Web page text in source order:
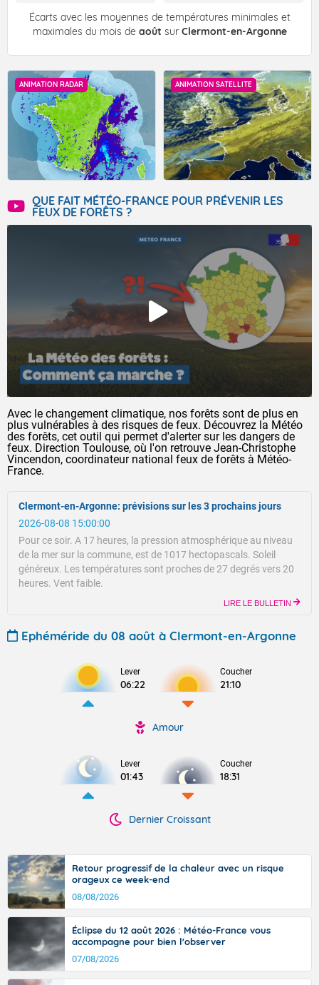
Écarts avec les moyennes de températures minimales et
maximales du mois de août sur Clermont-en-Argonne
ANIMATION RADAR ANIMATION SATELLITE
QUE FAIT MÉTÉO-FRANCE POUR PRÉVENIR LES
FEUX DE FORÊTS ?
Avec le changement climatique, nos forêts sont de plus en
plus vulnérables à des risques de feux. Découvrez la Météo
des forêts, cet outil qui permet d'alerter sur les dangers de
feux. Direction Toulouse, où l'on retrouve Jean-Christophe
Vincendon, coordinateur national feux de forêts à Météo-
France.
Clermont-en-Argonne: prévisions sur les 3 prochains jours
2026-08-08 15:00:00
Pour ce soir. A 17 heures, la pression atmosphérique au niveau
de la mer sur la commune, est de 1017 hectopascals. Soleil
généreux. Les températures sont proches de 27 degrés vers 20
heures. Vent faible.
LIRE LE BULLETIN
Ephéméride du 08 août à Clermont-en-Argonne
Lever
06:22
Coucher
21:10
Amour
Lever
01:43
Coucher
18:31
Dernier Croissant
Retour progressif de la chaleur avec un risque
orageux ce week-end
08/08/2026
Éclipse du 12 août 2026 : Météo-France vous
accompagne pour bien l'observer
07/08/2026